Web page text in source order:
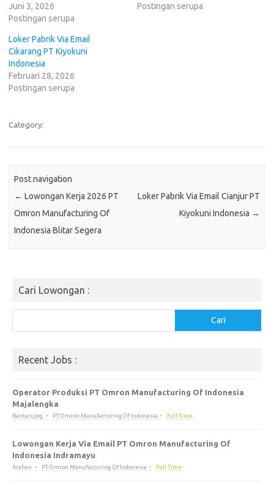
Juni 3, 2026
Postingan serupa
Postingan serupa
Loker Pabrik Via Email
Cikarang PT Kiyokuni
Indonesia
Februari 28, 2026
Postingan serupa
Category:
Post navigation
← Lowongan Kerja 2026 PT
Omron Manufacturing Of
Indonesia Blitar Segera
Loker Pabrik Via Email Cianjur PT
Kiyokuni Indonesia →
Cari Lowongan :
Cari
Recent Jobs :
Operator Produksi PT Omron Manufacturing Of Indonesia
Majalengka
Bantarujeg PT Omron Manufacturing Of Indonesia Full Time
Lowongan Kerja Via Email PT Omron Manufacturing Of
Indonesia Indramayu
Arahan PT Omron Manufacturing Of Indonesia Full Time